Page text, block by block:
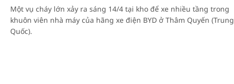
Một vụ cháy lớn xảy ra sáng 14/4 tại kho để xe nhiều tầng trong
khuôn viên nhà máy của hãng xe điện BYD ở Thâm Quyến (Trung
Quốc).